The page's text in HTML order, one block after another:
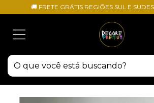
🚚 FRETE GRÁTIS REGIÕES SUL E